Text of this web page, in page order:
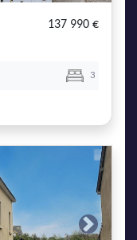
137 990 €
3
Next